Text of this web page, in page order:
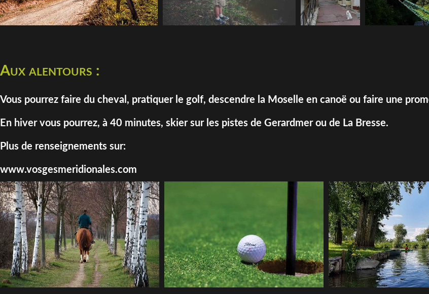
Aux alentours :
Vous pourrez faire du cheval, pratiquer le golf, descendre la Moselle en canoë ou faire une
En hiver vous pourrez, à 40 minutes, skier sur les pistes de Gerardmer ou de La Bresse.
Plus de renseignements sur:
www.vosgesmeridionales.com